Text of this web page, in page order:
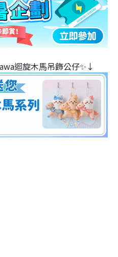
迴旋木⾺吊飾公仔✨↓